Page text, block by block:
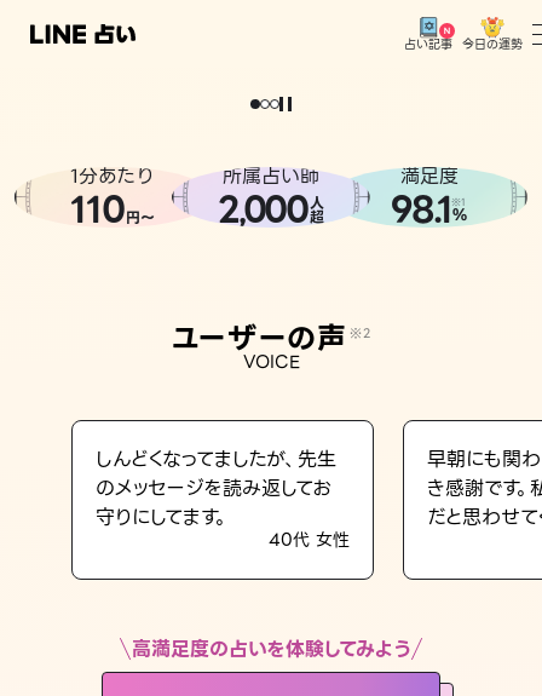
占い記事 今日の運勢
相談事例
LINE占いを開く
※LINEアプリ内のサービスページへ遷移します
どうせなら
。
1分あたり
110円〜
所属占い師
2,000人
超
満足度
98.1※1
%
ユーザーの声 ※2
VOICE
しんどくなってましたが、先生
のメッセージを読み返してお
守りにしてます。
40代 女性
早朝にも関
き感謝です
だと思わせて
高満足度の占いを体験してみよう